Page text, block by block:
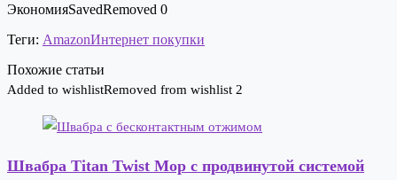
ЭкономияSavedRemoved 0
Теги: AmazonИнтернет покупки
Похожие статьи
Added to wishlistRemoved from wishlist 2
Швабра Titan Twist Mop с продвинутой системой